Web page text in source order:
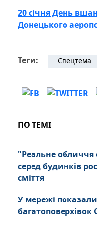
20 січня День
Донецького
Теги: Спецтема
ПО ТЕМІ
"Реальне обличчя
серед будинків
сміття
У мережі
багатоповерхівок